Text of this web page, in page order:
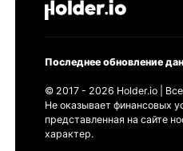
Последнее обновление
© 2017 - 2026 Holder.io |
Не оказывает финансовых
представленная на сайте
характер.